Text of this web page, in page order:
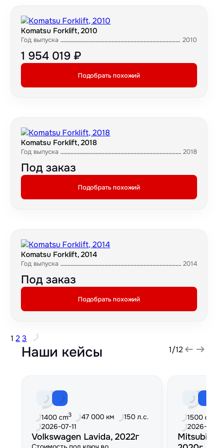
Komatsu Forklift, 2010
Год выпуска 2010
1 954 019 ₽
Подобрать похожий
Komatsu Forklift, 2018
Год выпуска 2018
Под заказ
Подобрать похожий
Komatsu Forklift, 2014
Год выпуска 2014
Под заказ
Подобрать похожий
1 2 3
Наши кейсы 1/12
1400 cm3 47 000 км
150 л.с.
2026-07-11
Volkswagen Lavida, 2022г
1500 cm
2026-